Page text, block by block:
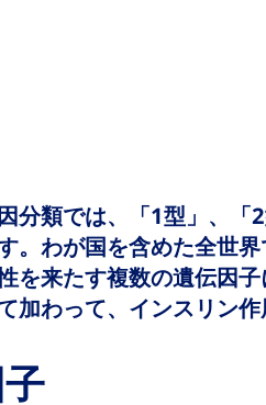
分類では、「1型」、「
。わが国を含めた全世
を来たす複数の遺伝因
加わって、インスリン